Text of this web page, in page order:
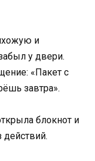
и
у двери.
«Пакет с
завтра».
блокнот и
действий.